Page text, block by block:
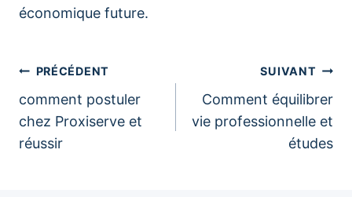
économique future.
Navigation
de
l’article
PRÉCÉDENT
comment postuler
chez Proxiserve et
réussir
SUIVANT
Comment équilibrer
vie professionnelle et
études